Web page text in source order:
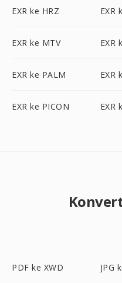
EXR ke HRZ EXR
EXR ke MTV EXR
EXR ke PALM EXR
EXR ke PICON EXR
PDF ke XWD JPG